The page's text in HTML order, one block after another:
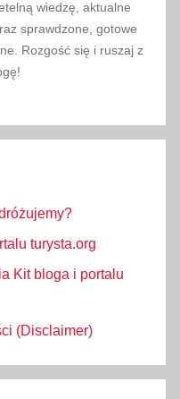
wiedzę, aktualne
sprawdzone, gotowe
Rozgość się i ruszaj z
turysta.org
Kit bloga i portalu
(Disclaimer)